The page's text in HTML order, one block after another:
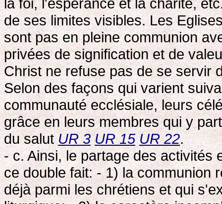
de ses limites visibles. Les
sont pas en pleine communion
privées de signification et de
Christ ne refuse pas de se servir
Selon des façons qui varient
communauté ecclésiale, leurs
grâce en leurs membres qui y
du salutUR 3 UR 15 UR 22.
- c. Ainsi, le partage des activités
ce double fait: - 1) la communion
déjà parmi les chrétiens et qui